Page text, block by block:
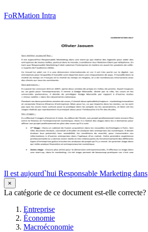
FoRMation Intra
Il est aujourd`hui Responsable Marketing dans
×
La catégorie de ce document est-elle correcte?
Entreprise
Économie
Macroéconomie